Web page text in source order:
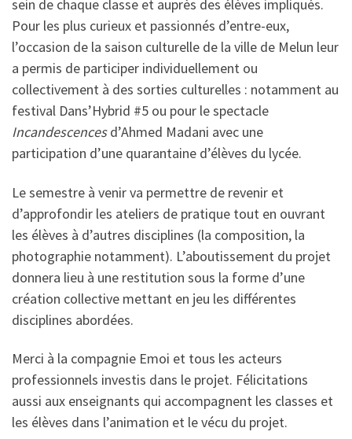
sein de chaque classe et auprès des élèves impliqués.
Pour les plus curieux et passionnés d’entre-eux,
l’occasion de la saison culturelle de la ville de Melun leur
a permis de participer individuellement ou
collectivement à des sorties culturelles : notamment au
festival Dans’Hybrid #5 ou pour le spectacle
Incandescencesd’Ahmed Madani avec une
participation d’une quarantaine d’élèves du lycée.
Le semestre à venir va permettre de revenir et
d’approfondir les ateliers de pratique tout en ouvrant
les élèves à d’autres disciplines (la composition, la
photographie notamment). L’aboutissement du projet
donnera lieu à une restitution sous la forme d’une
création collective mettant en jeu les différentes
disciplines abordées.
Merci à la compagnie Emoi et tous les acteurs
professionnels investis dans le projet. Félicitations
aussi aux enseignants qui accompagnent les classes et
les élèves dans l’animation et le vécu du projet.